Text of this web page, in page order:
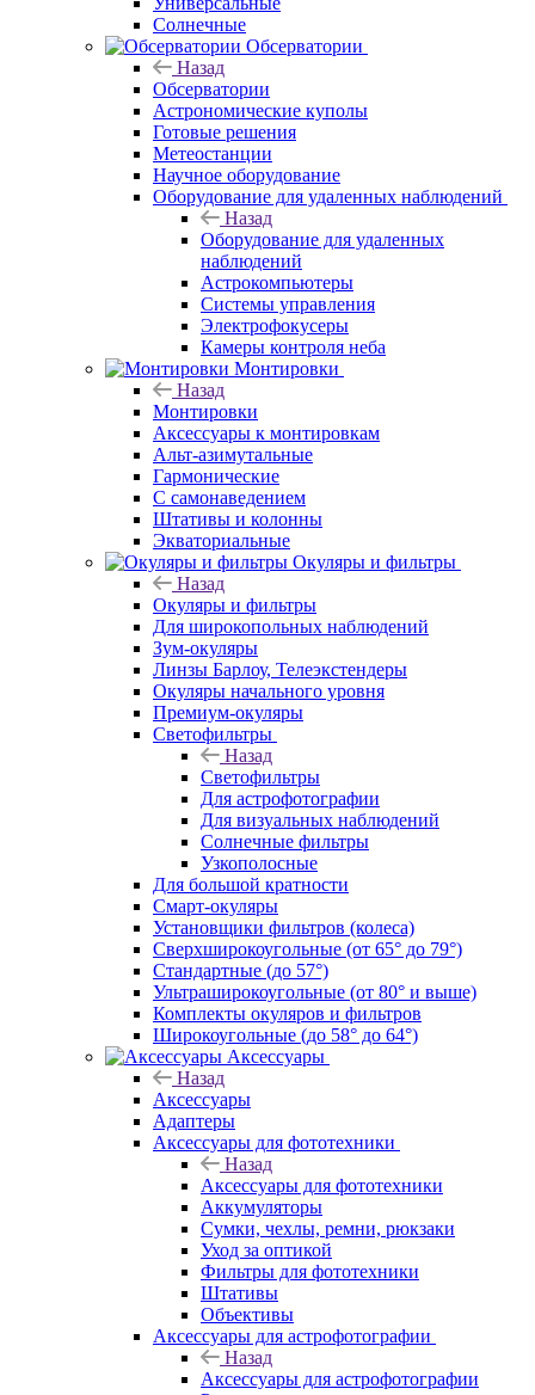
Солнечные
Обсерватории
Назад
Обсерватории
Астрономические куполы
Готовые решения
Метеостанции
Научное оборудование
Оборудование для удаленных наблюдений
Назад
Оборудование для удаленных
наблюдений
Астрокомпьютеры
Системы управления
Электрофокусеры
Камеры контроля неба
Монтировки
Назад
Монтировки
Аксессуары к монтировкам
Альт-азимутальные
Гармонические
С самонаведением
Штативы и колонны
Экваториальные
Окуляры и фильтры
Назад
Окуляры и фильтры
Для широкопольных наблюдений
Зум-окуляры
Линзы Барлоу, Телеэкстендеры
Окуляры начального уровня
Премиум-окуляры
Светофильтры
Назад
Светофильтры
Для астрофотографии
Для визуальных наблюдений
Солнечные фильтры
Узкополосные
Для большой кратности
Смарт-окуляры
Установщики фильтров (колеса)
Сверхширокоугольные (от 65° до 79°)
Стандартные (до 57°)
Ультраширокоугольные (от 80° и выше)
Комплекты окуляров и фильтров
Широкоугольные (до 58° до 64°)
Аксессуары
Назад
Аксессуары
Адаптеры
Аксессуары для фототехники
Назад
Аксессуары для фототехники
Аккумуляторы
Сумки, чехлы, ремни, рюкзаки
Уход за оптикой
Фильтры для фототехники
Штативы
Объективы
Аксессуары для астрофотографии
Назад
Аксессуары для астрофотографии